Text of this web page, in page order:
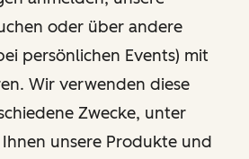
oder über andere
persönlichen Events) mit
Wir verwenden diese
Zwecke, unter
unsere Produkte und